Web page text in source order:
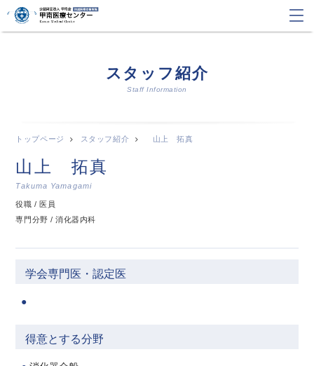
スタッフ紹介
Staff Information
トップページ スタッフ紹介 山上 拓真
山上 拓真
Takuma Yamagami
役職 / 医員
専門分野 / 消化器内科
学会専門医・認定医
得意とする分野